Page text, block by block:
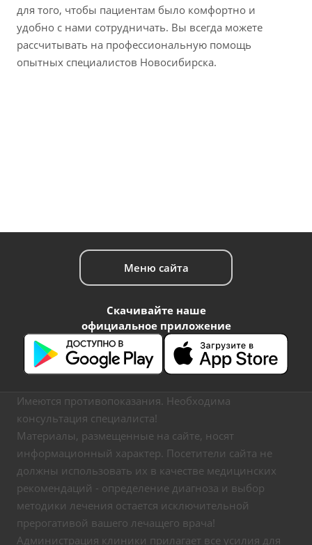
для того, чтобы пациентам было комфортно и
удобно с нами сотрудничать. Вы всегда можете
рассчитывать на профессиональную помощь
опытных специалистов Новосибирска.
Меню сайта
Скачивайте наше
официальное приложение
Имеются противопоказания. Необходима
консультация специалиста!
Материалы, размещенные на сайте, носят
информационный характер. Посетители сайта не
должны использовать их в качестве медицинских
рекомендаций - определение диагноза и выбор
методики лечения остается исключительной
прерогативой вашего лечащего врача!
Администрация клиники прилагает все усилия для